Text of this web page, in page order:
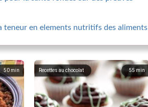
teneur en elements nutritifs des aliments
50 min 55 min
Recettes au chocolat